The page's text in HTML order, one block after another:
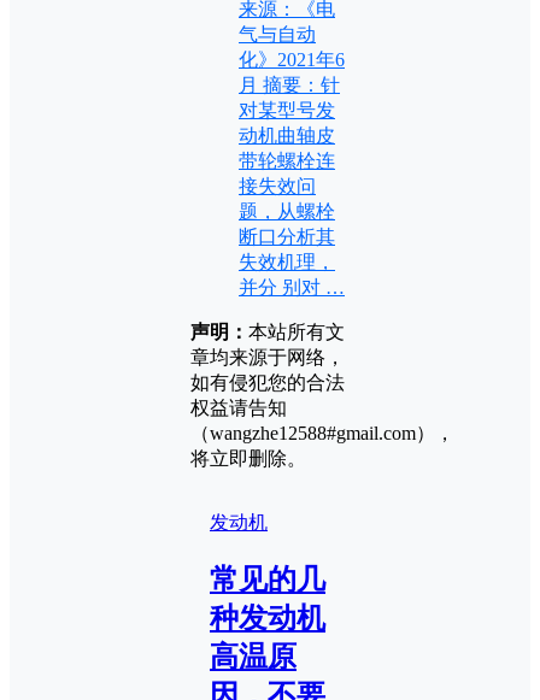
来源：《电
气与自动
化》2021年6
月 摘要：针
对某型号发
动机曲轴皮
带轮螺栓连
接失效问
题，从螺栓
断口分析其
失效机理，
并分 别对 …
声明： 本站所有文
章均来源于网络，
如有侵犯您的合法
权益请告知
（wangzhe12588#gmail.com），
将立即删除。
发动机
常见的几
种发动机
高温原